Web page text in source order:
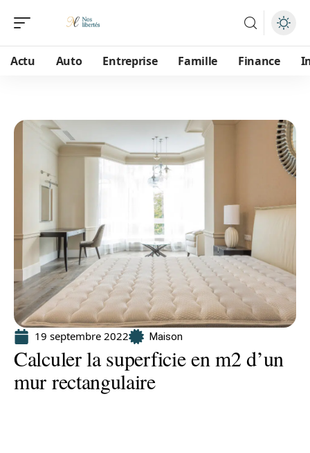
Actu Auto Entreprise Famille Finance
19 septembre 2022 Maison
Calculer la superficie en m2 d’un
mur rectangulaire